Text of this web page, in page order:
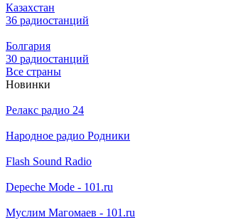
Казахстан
36 радиостанций
Болгария
30 радиостанций
Все страны
Новинки
Релакс радио 24
Народное радио Родники
Flash Sound Radio
Depeche Mode - 101.ru
Муслим Магомаев - 101.ru